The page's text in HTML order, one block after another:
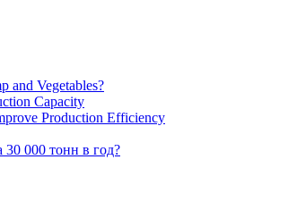
and Vegetables?
Capacity
Production Efficiency
000 тонн в год?